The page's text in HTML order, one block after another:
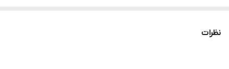
نظرات